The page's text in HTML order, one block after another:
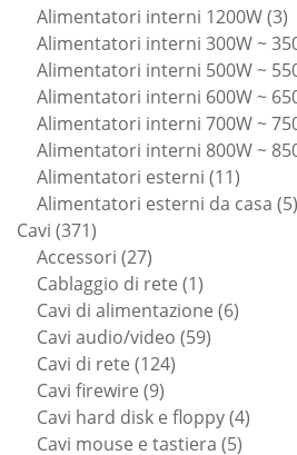
Alimentatori interni 1200W 33
Alimentatori interni 300W ~
Alimentatori interni 500W ~
Alimentatori interni 600W ~
Alimentatori interni 700W ~
Alimentatori interni 800W ~
Alimentatori esterni 1111
prodotti
Alimentatori esterni da casa 55
Cavi 371371
prodotti
Accessori 2727
prodotti
Cablaggio di rete 11
prodotto
Cavi di alimentazione 66
Cavi audio/video 5959
Cavi di rete 124124
Cavi firewire 99
prodotti
Cavi hard disk e floppy 44
Cavi mouse e tastiera 55